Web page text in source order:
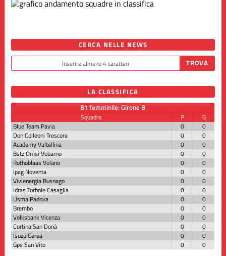
CERCA NELLE NEWS
LA CLASSIFICA
B1 femminile: Girone B
Squadra P
G
Blue Team Pavia
0
0
Don Colleoni Trescore
0
0
Academy Valtellina
0
0
Bstz Omsi Vobarno
0
0
Rothoblaas Volano
0
0
Ipag Noventa
0
0
Vivienergia Busnago
0
0
Idras Torbole Casaglia
0
0
Usma Padova
0
0
Brembo
0
0
Volksbank Vicenza
0
0
Cortina San Donà
0
0
Isuzu Cerea
0
0
Gps San Vito
0 0